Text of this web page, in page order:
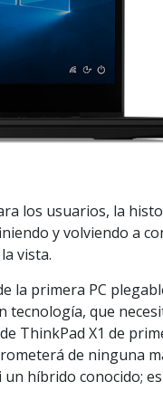
los usuarios, la
y volviendo a
vista.
la primera PC
tecnología, que
ThinkPad X1 de
de ninguna
híbrido conocido;